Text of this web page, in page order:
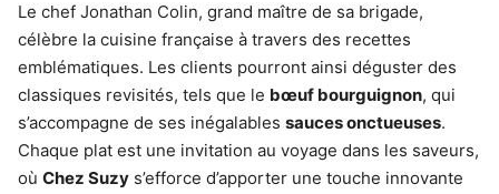
Le chef Jonathan Colin, grand maître de sa brigade,
célèbre la cuisine française à travers des recettes
emblématiques. Les clients pourront ainsi déguster des
classiques revisités, tels que le bœuf bourguignon, qui
s’accompagne de ses inégalables sauces onctueuses.
Chaque plat est une invitation au voyage dans les saveurs,
où Chez Suzy s’efforce d’apporter une touche innovante